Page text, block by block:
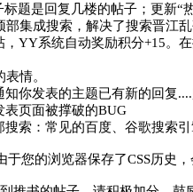
题是回复几楼的帖子；更新“
集成搜索，解决了搜索晋江乱
，YY系统自动奖励积分+15。
情。
知你发表的主题已有新的回复
表页面被撑破的BUG
索：常见的百度、谷歌搜索
于您的浏览器保存了CSS历史